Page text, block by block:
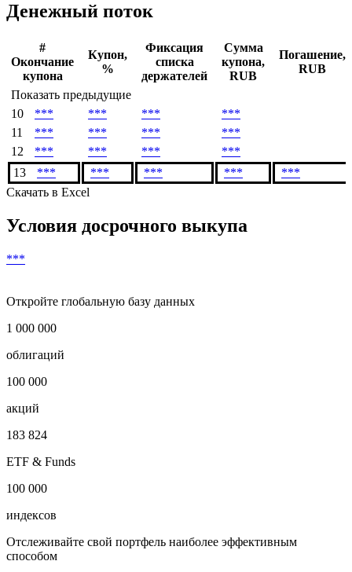
Денежный поток
#
Окончание
купона
Купон,
%
Фиксация
списка
держателей
Сумма
купона,
RUB
Погашение,
RUB
Показать предыдущие
10
*** *** ***
***
11
*** *** ***
***
12
*** *** ***
***
13
*** *** *** ***
***
Скачать в Excel
Условия досрочного выкупа
***
Откройте глобальную базу данных
1 000 000
облигаций
100 000
акций
183 824
ETF & Funds
100 000
индексов
Отслеживайте свой портфель наиболее эффективным
способом